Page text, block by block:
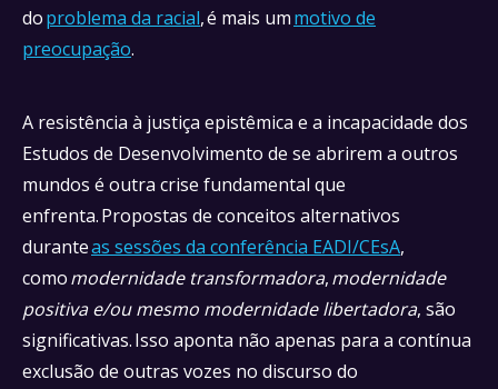
doproblema da racial, é mais ummotivo de
preocupação.
A resistência à justiça epistêmica e a incapacidade dos
Estudos de Desenvolvimento de se abrirem a outros
mundos é outra crise fundamental que
enfrenta. Propostas de conceitos alternativos
duranteas sessões da conferência EADI/CEsA,
comomodernidade transformadora,modernidade
positiva e/ou mesmo modernidade libertadora, são
significativas. Isso aponta não apenas para a contínua
exclusão de outras vozes no discurso do